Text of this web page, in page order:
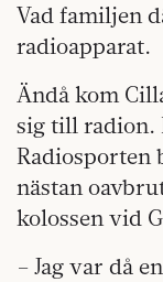
Vad familjen
radioapparat.
Ändå kom
sig till radion.
Radiosporten
nästan
kolossen vid
– Jag var då